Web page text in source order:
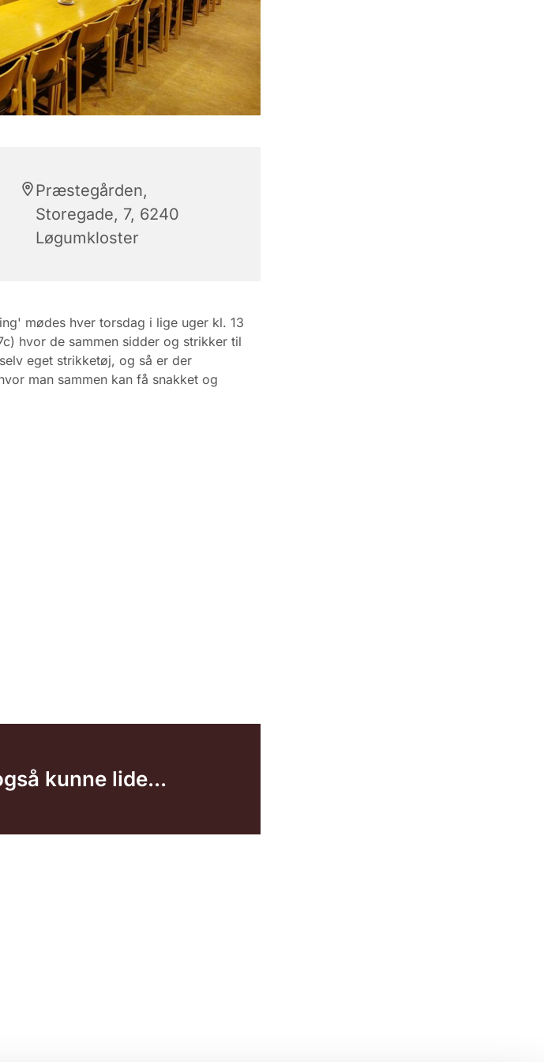
Præstegården,
Storegade, 7, 6240
Løgumkloster
mødes hver torsdag i lige uger kl. 13
hvor de sammen sidder og strikker til
eget strikketøj, og så er der
man sammen kan få snakket og
kunne lide...